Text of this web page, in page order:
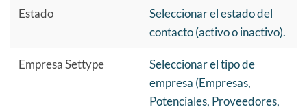
Estado
Seleccionar el estado del
contacto (activo o inactivo).
Empresa Settype
Seleccionar el tipo de
empresa (Empresas,
Potenciales, Proveedores,